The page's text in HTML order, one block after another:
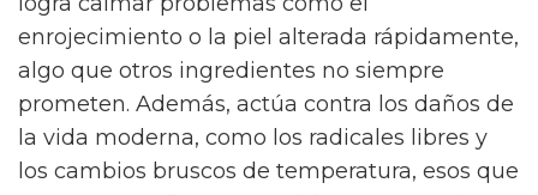
enrojecimiento o la piel alterada rápidamente,
algo que otros ingredientes no siempre
prometen. Además, actúa contra los daños de
la vida moderna, como los radicales libres y
los cambios bruscos de temperatura, esos que